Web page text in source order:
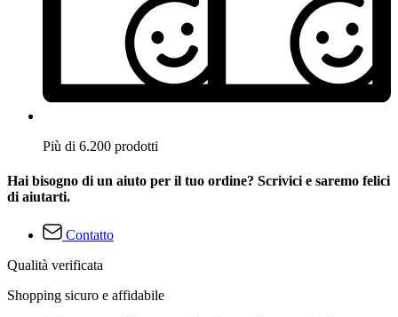
Più di 6.200 prodotti
Hai bisogno di un aiuto per il tuo ordine? Scrivici e saremo felici
di aiutarti.
Contatto
Qualità verificata
Shopping sicuro e affidabile